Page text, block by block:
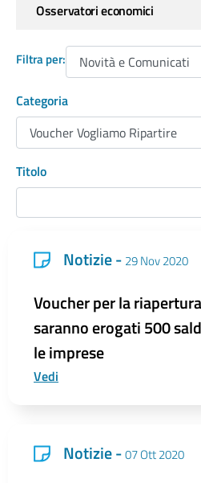
Filtra per:
Categoria
Titolo
Notizie - 29 Nov 2020
Voucher per la
saranno erogati 500
le imprese
Vedi
Notizie -07 Ott 2020
Osservatori economici